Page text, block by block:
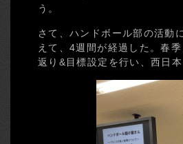
う。
さて、ハンドボール部の活動
えて、4週間が経過した。春
返り&目標設定を行い、西日